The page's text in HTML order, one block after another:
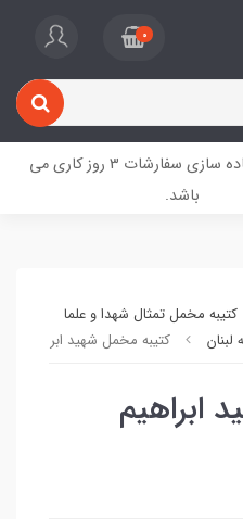
0
زمان آماده سازی سفارشات 3 روز کاری می
باشد.
کتیبه مخمل تمثال شهدا و علما
کتیبه مخمل شهید ابراهیم
ابراهیم